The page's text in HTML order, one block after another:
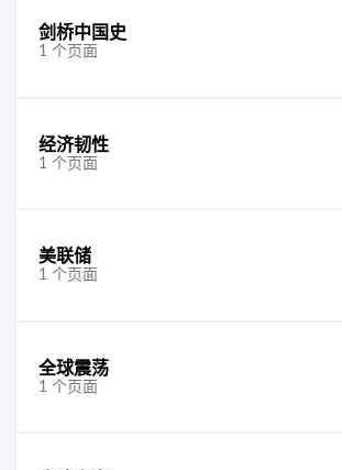
剑桥中国史
1 个页面
经济韧性
1 个页面
美联储
1 个页面
全球震荡
1 个页面